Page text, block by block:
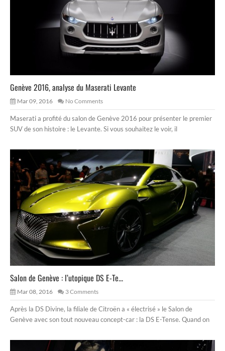
Genève 2016, analyse du Maserati Levante
Mar 09, 2016 No Comments
Maserati a profité du salon de Genève 2016 pour présenter le premier
SUV de son histoire : le Levante. Si vous souhaitez le voir, il
Salon de Genève : l’utopique DS E-Te...
Mar 08, 2016 3 Comments
Après la DS Divine, la filiale de Citroën a « électrisé » le Salon de
Genève avec son tout nouveau concept-car : la DS E-Tense. Quand on